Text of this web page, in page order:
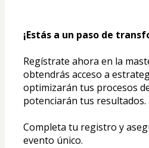
¡Estás a un paso de
Regístrate ahora en la
obtendrás acceso a
optimizarán tus procesos
potenciarán tus resultados.
Completa tu registro y
evento único.